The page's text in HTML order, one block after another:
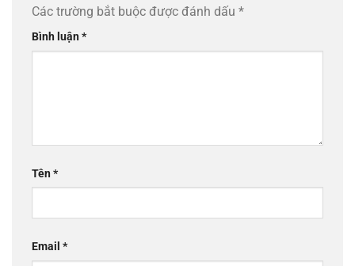
Các trường bắt buộc được đánh dấu *
Bình luận*
Tên*
Email *